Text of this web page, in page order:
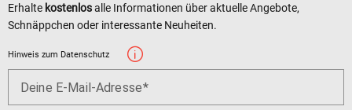
Erhalte kostenlosalle Informationen über aktuelle Angebote,
Schnäppchen oder interessante Neuheiten.
Hinweis zum Datenschutz
Deine E-Mail-Adresse